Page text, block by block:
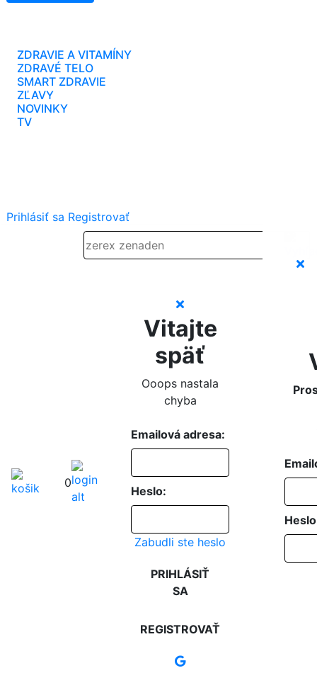
ZDRAVIE A VITAMÍNY
ZDRAVÉ TELO
SMART ZDRAVIE
ZĽAVY
NOVINKY
TV
Prihlásiť sa Registrovať
0
Vitajte
späť
Ooops nastala
chyba
Emailová adresa:
Heslo:
Zabudli ste heslo
PRIHLÁSIŤ
SA
REGISTROVAŤ